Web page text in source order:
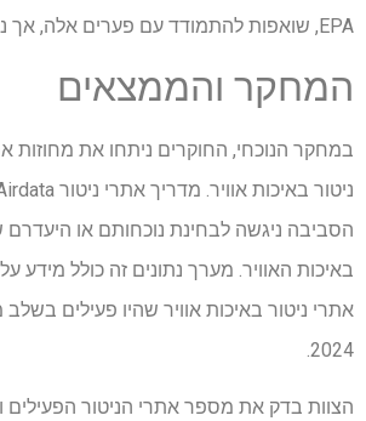
EPA, שואפות להתמודד עם פערים אלה, אך נותרו אתגרים.
המחקר והממצאים
במחקר הנוכחי, החוקרים ניתחו את
הסביבה ניגשה לבחינת נוכחותם או היעדרם
2024.
הצוות בדק את מספר אתרי הניטור הפעילים